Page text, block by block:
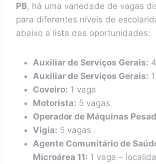
PB, há uma variedade de vagas
para diferentes níveis de
abaixo a lista das oportunidades:
Auxiliar de Serviços Gerais:
Auxiliar de Serviços Gerais:
Coveiro: 1 vaga
Motorista: 5 vagas
Operador de Máquinas
Vigia: 5 vagas
Agente Comunitário de
Microárea 11: 1 vaga –